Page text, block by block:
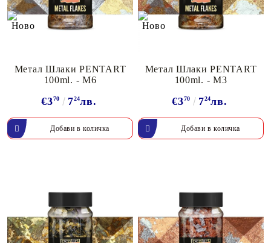
Метал Шлаки PENTART
100ml. - M6
€370 724лв.
Метал Шлаки PENTART
100ml. - M3
€370 724лв.